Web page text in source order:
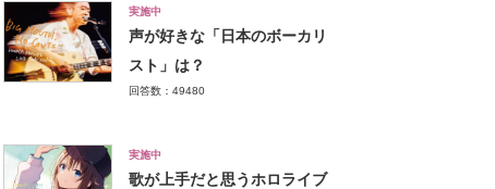
実施中
声が好きな「日本のボーカリ
スト」は？
回答数：49480
実施中
歌が上手だと思うホロライブ